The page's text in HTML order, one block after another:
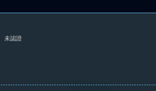
未認證